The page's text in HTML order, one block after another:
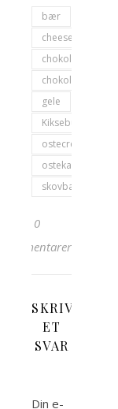
bær
cheesecake
chokoladebuer
chokoladespiraler
gele
Kiksebund
ostecreme
ostekage
skovbær
0
kommentarer
SKRIV
ET
SVAR
Din e-